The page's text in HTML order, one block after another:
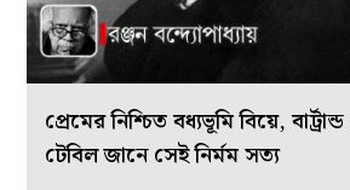
প্রেমের নিশ্চিত বধ্যভূমি বিয়ে,
টেবিল জানে সেই নির্মম সত্য